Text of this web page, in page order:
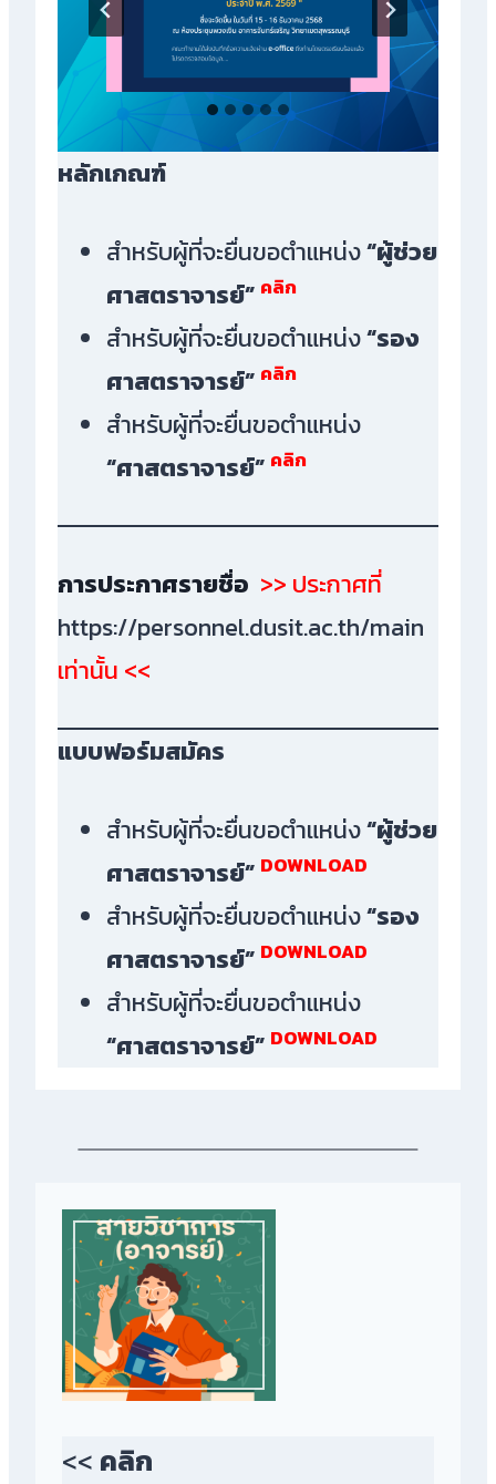
หลักเกณฑ์
สำหรับผู้ที่จะยื่นขอตำแหน่ง“ผู้ช่วย
ศาสตราจารย์” คลิก
สำหรับผู้ที่จะยื่นขอตำแหน่ง“รอง
ศาสตราจารย์” คลิก
สำหรับผู้ที่จะยื่นขอตำแหน่ง
“ศาสตราจารย์” คลิก
การประกาศรายชื่อ >> ประกาศที่
https://personnel.dusit.ac.th/main
เท่านั้น <<
แบบฟอร์มสมัคร
สำหรับผู้ที่จะยื่นขอตำแหน่ง“ผู้ช่วย
ศาสตราจารย์” DOWNLOAD
สำหรับผู้ที่จะยื่นขอตำแหน่ง“รอง
ศาสตราจารย์” DOWNLOAD
สำหรับผู้ที่จะยื่นขอตำแหน่ง
“ศาสตราจารย์” DOWNLOAD
<< คลิก